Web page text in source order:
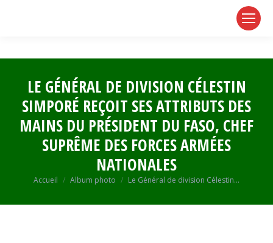
LE GÉNÉRAL DE DIVISION CÉLESTIN
SIMPORÉ REÇOIT SES ATTRIBUTS DES
MAINS DU PRÉSIDENT DU FASO, CHEF
SUPRÊME DES FORCES ARMÉES
NATIONALES
Vous êtes ici :
Accueil Album photo Le Général de division Célestin…